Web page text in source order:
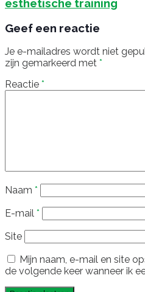
esthetische training
Geef een reactie
Je e-mailadres wordt niet
zijn gemarkeerd met *
Reactie *
Naam *
E-mail *
Site
Mijn naam, e-mail en site
de volgende keer wanneer ik